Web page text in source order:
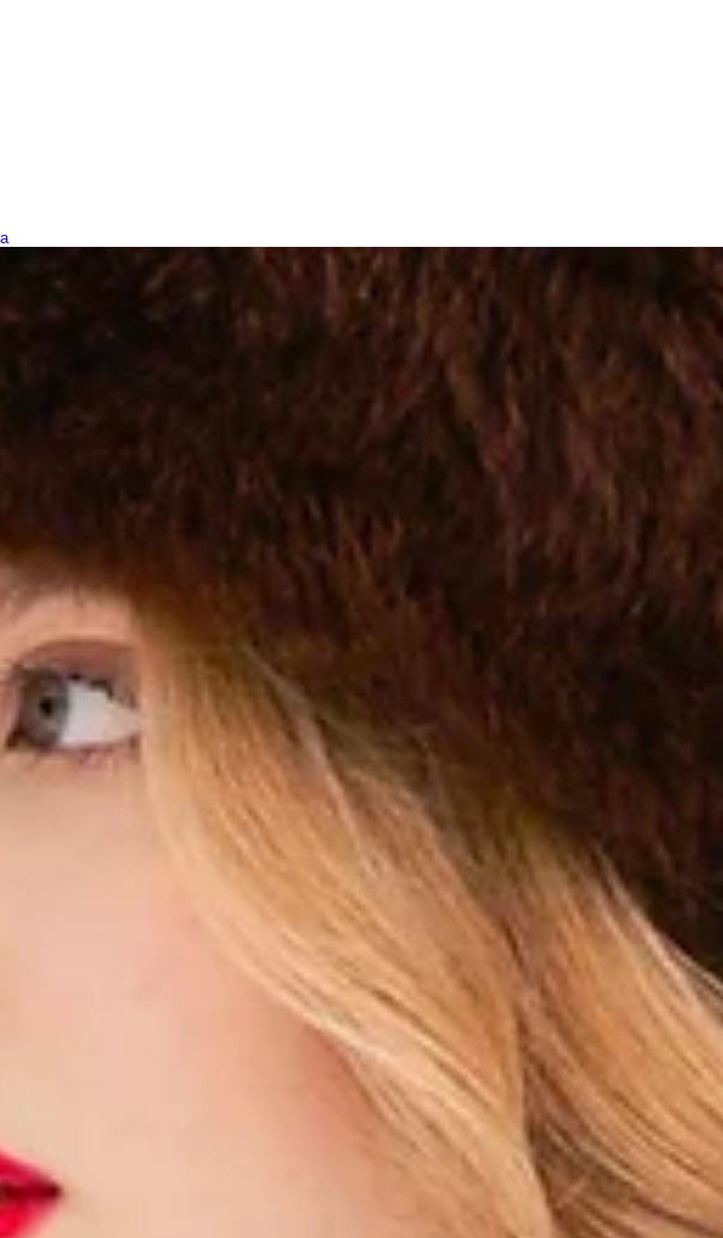
'özel dikim' seçenekleri, stilinizi bir üst seviyeye taşıyabilir. Kişiye özel terzi ile yapılan giysiler, hem özgün hem de konforlu bir
geçerek, kişisel zevkleri ve öncelikleri göz önünde bulundurarak bir giyim deneyimi sunar. Kış modasında ise, sıcak tutan
tasarlayabilir.
hazırlamaktadır.